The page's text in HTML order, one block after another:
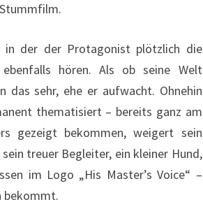
in der der Protagonist plötzlich die
hören. Als ob seine Welt
das sehr, ehe er aufwacht. Ohnehin
thematisiert – bereits ganz am
gezeigt bekommen, weigert sein
treuer Begleiter, ein kleiner Hund,
im Logo „His Master’s Voice“ –
bekommt.